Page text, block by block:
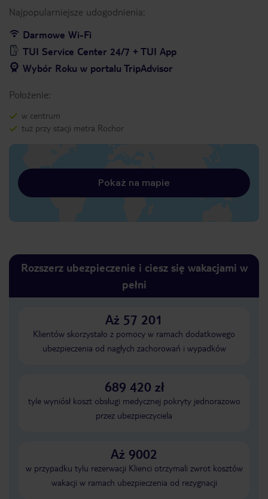
Najpopularniejsze udogodnienia:
Darmowe Wi-Fi
TUI Service Center 24/7 + TUI App
Wybór Roku w portalu TripAdvisor
Położenie:
w centrum
tuż przy stacji metra Rochor
Pokaż na mapie
Rozszerz ubezpieczenie i ciesz się wakacjami w
pełni
Aż 57 201
Klientów skorzystało z pomocy w ramach dodatkowego
ubezpieczenia od nagłych zachorowań i wypadków
689 420 zł
tyle wyniósł koszt obsługi medycznej pokryty jednorazowo
przez ubezpieczyciela
Aż 9002
w przypadku tylu rezerwacji Klienci otrzymali zwrot kosztów
wakacji w ramach ubezpieczenia od rezygnacji